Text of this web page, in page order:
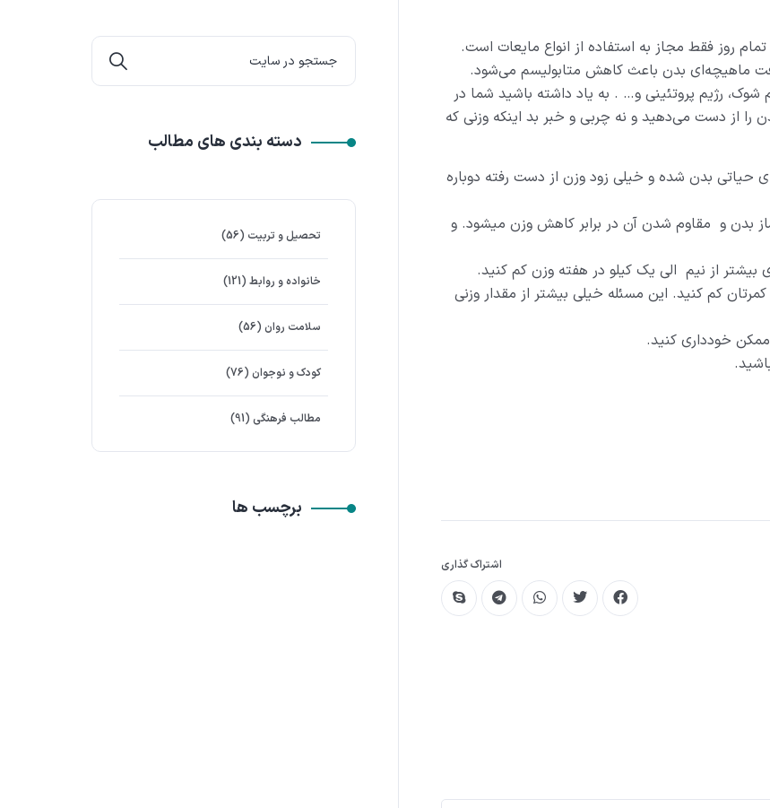
روز فقط مجاز به استفاده از انواع مایعات است.
ماهیچه‌ای بدن باعث کاهش متابولیسم می‌شود.
شوک، رژیم پروتئینی و… . به یاد داشته باشید شما در
را از دست می‌دهید و نه چربی و خبر بد اینکه وزنی که
بدن شده و خیلی زود وزن از دست رفته دوباره
بدن و مقاوم شدن آن در برابر کاهش وزن میشود. و
از نیم الی یک کیلو در هفته وزن کم کنید.
شش ماه 10 سانتی متر از دور کمرتان کم کنید. این مسئله خیلی بیشتر از مقدار وزنی
خودداری کنید.
اشتراک گذاری
دسته بندی های مطالب
تحصیل و تربیت (56)
خانواده و روابط (121)
سلامت روان (56)
کودک و نوجوان (76)
مطالب فرهنگی (91)
برچسب ها